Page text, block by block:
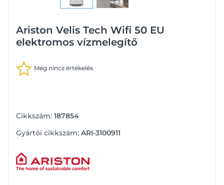
Ariston Velis Tech Wifi 50 EU
elektromos vízmelegítő
Még nincs értékelés
Cikkszám: 187854
Gyártói cikkszám: ARI-3100911